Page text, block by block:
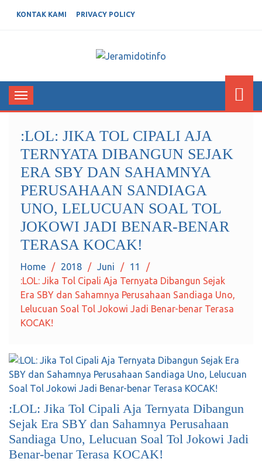
KONTAK KAMI PRIVACY POLICY
JERAMIDOTINFO
Toggle
navigation
:LOL: JIKA TOL CIPALI AJA
TERNYATA DIBANGUN SEJAK
ERA SBY DAN SAHAMNYA
PERUSAHAAN SANDIAGA
UNO, LELUCUAN SOAL TOL
JOKOWI JADI BENAR-BENAR
TERASA KOCAK!
Home 2018 Juni
11
:LOL: Jika Tol Cipali Aja Ternyata Dibangun Sejak
Era SBY dan Sahamnya Perusahaan Sandiaga Uno,
Lelucuan Soal Tol Jokowi Jadi Benar-benar Terasa
KOCAK!
:LOL: Jika Tol Cipali Aja Ternyata Dibangun
Sejak Era SBY dan Sahamnya Perusahaan
Sandiaga Uno, Lelucuan Soal Tol Jokowi Jadi
Benar-benar Terasa KOCAK!